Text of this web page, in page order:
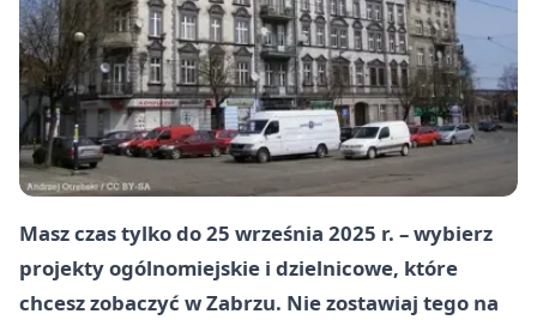
Masz czas tylko do 25 września 2025 r. – wybierz
projekty ogólnomiejskie i dzielnicowe, które
chcesz zobaczyć w Zabrzu. Nie zostawiaj tego na